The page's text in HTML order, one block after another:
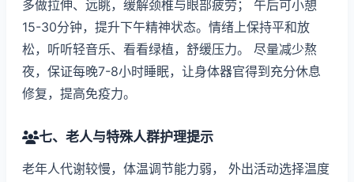
多做拉伸、远眺，缓解颈椎与眼部疲劳； 午后可小憩
15-30分钟，提升下午精神状态。情绪上保持平和放
松，听听轻音乐、看看绿植，舒缓压力。 尽量减少熬
夜，保证每晚7-8小时睡眠，让身体器官得到充分休息
修复，提高免疫力。
七、老人与特殊人群护理提示
老年人代谢较慢，体温调节能力弱， 外出活动选择温度